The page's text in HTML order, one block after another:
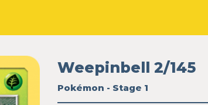
Weepinbell 2/145
Pokémon - Stage 1